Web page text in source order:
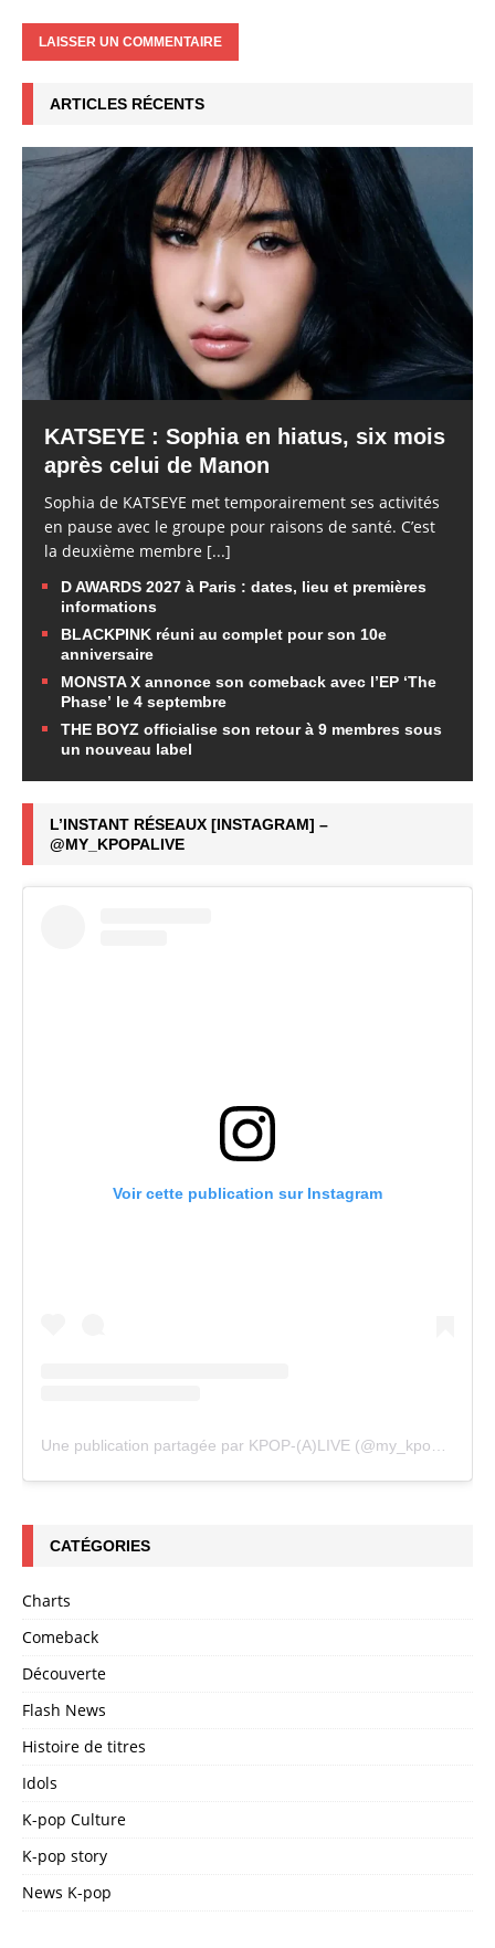
ARTICLES RÉCENTS
KATSEYE : Sophia en hiatus, six mois
après celui de Manon
Sophia de KATSEYE met temporairement ses activités
en pause avec le groupe pour raisons de santé. C’est
la deuxième membre [...]
D AWARDS 2027 à Paris : dates, lieu et premières
informations
BLACKPINK réuni au complet pour son 10e
anniversaire
MONSTA X annonce son comeback avec l’EP ‘The
Phase’ le 4 septembre
THE BOYZ officialise son retour à 9 membres sous
un nouveau label
L’INSTANT RÉSEAUX [INSTAGRAM] –
@MY_KPOPALIVE
Voir cette publication sur Instagram
CATÉGORIES
Charts
Comeback
Découverte
Flash News
Histoire de titres
Idols
K-pop Culture
K-pop story
News K-pop